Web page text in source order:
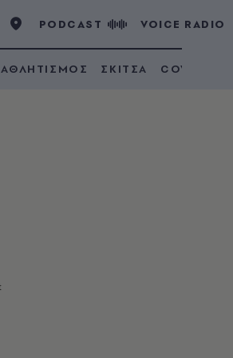
PODCAST VOICE RADIO
ΑΘΛΗΤΙΣΜΟΣ ΣΚΙΤΣΑ COVID 19